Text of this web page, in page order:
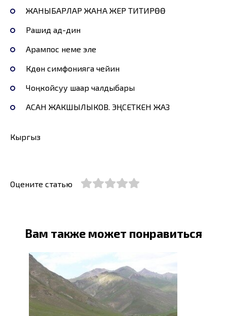
ЖАНЫБАРЛАР ЖАНА ЖЕР ТИТИРӨӨ
Рашид ад-дин
Арампос неме эле
Күүдөн симфонияга чейин
Чоңкойсуу шаар чалдыбары
АСАН ЖАКШЫЛЫКОВ. ЭҢСЕТКЕН ЖАЗ
Кыргыз
Оцените статью
Вам также может понравиться